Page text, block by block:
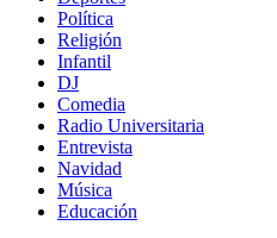
Política
Religión
Infantil
DJ
Comedia
Radio Universitaria
Entrevista
Navidad
Música
Educación